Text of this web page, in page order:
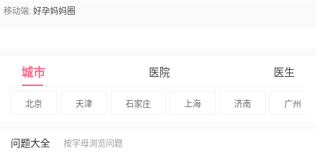
移动端: 好孕妈妈圈
城市 医院 医生
北京 天津 石家庄 上海 济南 广州
问题大全
按字母浏览问题